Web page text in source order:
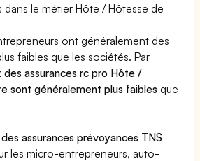
le métier Hôte / Hôtesse de
ont généralement des
faibles que les sociétés. Par
des assurances rc pro Hôte /
sont généralement plus faibles que
assurances prévoyances TNS
les micro-entrepreneurs, auto-